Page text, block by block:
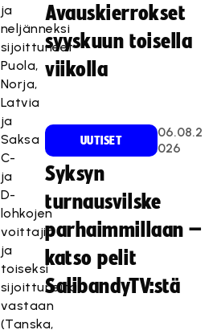
ja
neljänneksi
sijoittuneet
Puola,
Norja,
Latvia
ja
Saksa
C-
ja
D-
lohkojen
voittajia
ja
toiseksi
sijoittuneita
vastaan
(Tanska,
Avauskierrokset
syyskuun toisella
viikolla
UUTISET
06.08.2
026
Syksyn
turnausvilske
parhaimmillaan –
katso pelit
SalibandyTV:stä